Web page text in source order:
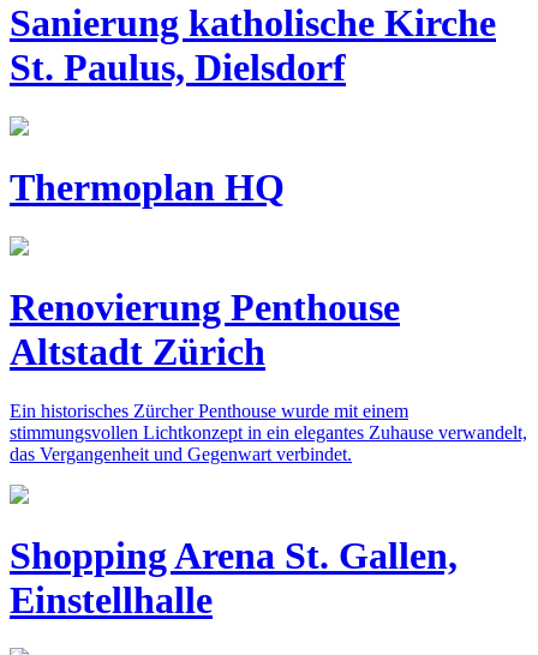
Sanierung katholische Kirche
St. Paulus, Dielsdorf
Thermoplan HQ
Renovierung Penthouse
Altstadt Zürich
Ein historisches Zürcher Penthouse wurde mit einem
stimmungsvollen Lichtkonzept in ein elegantes Zuhause verwandelt,
das Vergangenheit und Gegenwart verbindet.
Shopping Arena St. Gallen,
Einstellhalle